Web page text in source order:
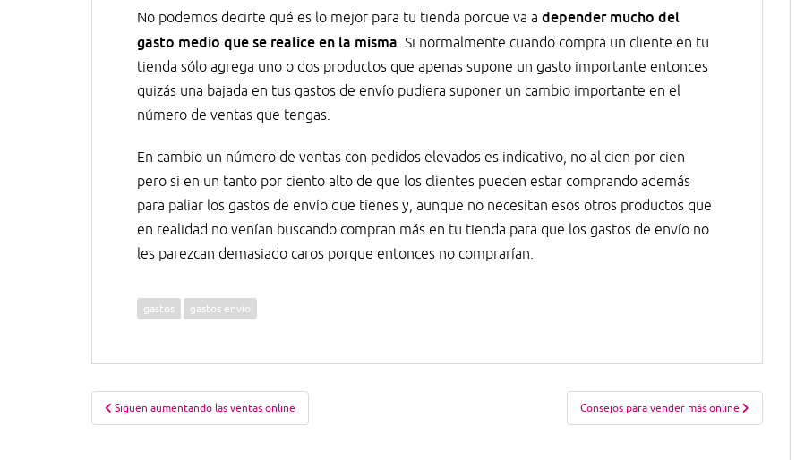
No podemos decirte qué es lo mejor para tu tienda porque va a depender mucho del
gasto medio que se realice en la misma. Si normalmente cuando compra un cliente en tu
tienda sólo agrega uno o dos productos que apenas supone un gasto importante entonces
quizás una bajada en tus gastos de envío pudiera suponer un cambio importante en el
número de ventas que tengas.
En cambio un número de ventas con pedidos elevados es indicativo, no al cien por cien
pero si en un tanto por ciento alto de que los clientes pueden estar comprando además
para paliar los gastos de envío que tienes y, aunque no necesitan esos otros productos que
en realidad no venían buscando compran más en tu tienda para que los gastos de envío no
les parezcan demasiado caros porque entonces no comprarían.
gastos gastos envio
Navegación
de
Siguen aumentando las ventas online Consejos para vender más online